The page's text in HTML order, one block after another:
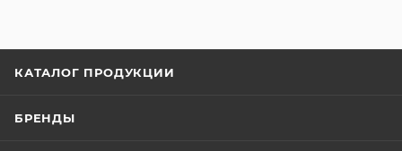
КАТАЛОГ ПРОДУКЦИИ
БРЕНДЫ